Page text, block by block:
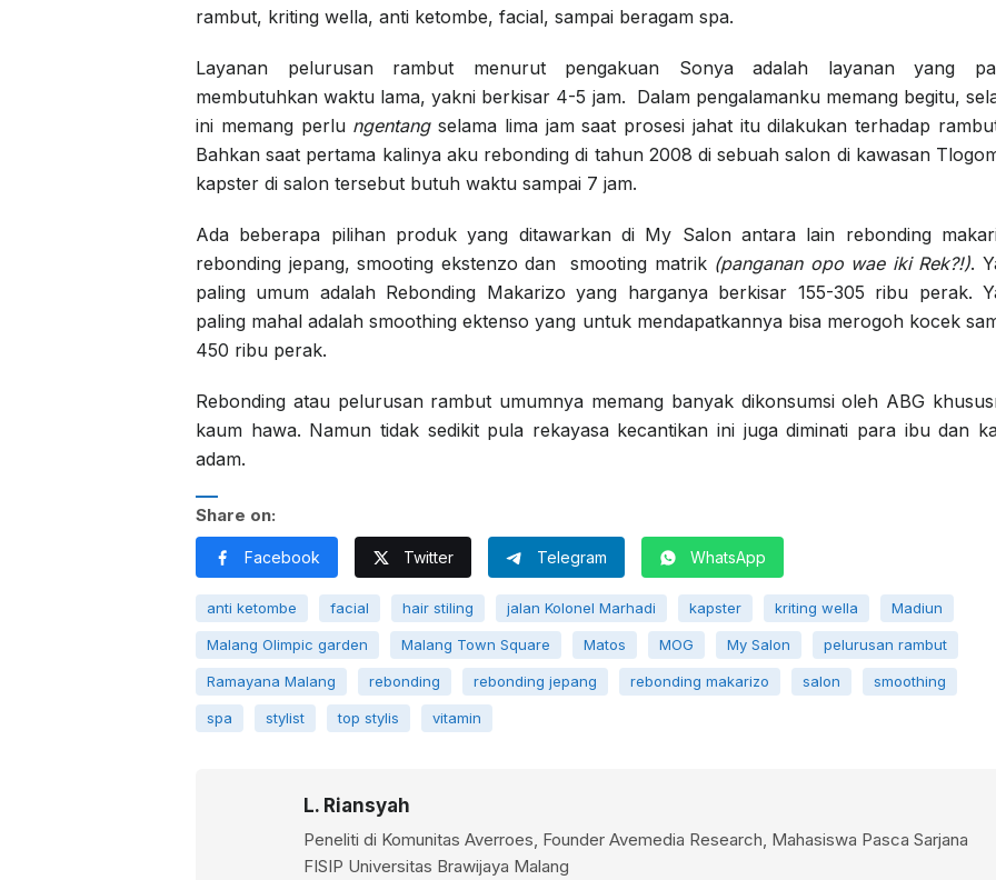
rambut, kriting wella, anti ketombe, facial, sampai beragam spa.
Layanan pelurusan rambut menurut pengakuan Sonya adalah layanan yang
membutuhkan waktu lama, yakni berkisar 4-5 jam. Dalam pengalamanku memang begitu,
ini memang perlu ngentangselama lima jam saat prosesi jahat itu dilakukan terhadap
Bahkan saat pertama kalinya aku rebonding di tahun 2008 di sebuah salon di kawasan
kapster di salon tersebut butuh waktu sampai 7 jam.
Ada beberapa pilihan produk yang ditawarkan di My Salon antara lain rebonding
rebonding jepang, smooting ekstenzo dan smooting matrik (panganan opo wae iki Rek?!).
paling umum adalah Rebonding Makarizo yang harganya berkisar 155-305 ribu perak.
paling mahal adalah smoothing ektenso yang untuk mendapatkannya bisa merogoh kocek
450 ribu perak.
Rebonding atau pelurusan rambut umumnya memang banyak dikonsumsi oleh ABG
kaum hawa. Namun tidak sedikit pula rekayasa kecantikan ini juga diminati para ibu dan
adam.
Share on:
Facebook Twitter Telegram WhatsApp
anti ketombe facial hair stiling jalan Kolonel Marhadi kapster kriting wella Madiun
Malang Olimpic garden Malang Town Square Matos MOG My Salon pelurusan rambut
Ramayana Malang rebonding rebonding jepang rebonding makarizo salon smoothing
spa stylist top stylis vitamin
L. Riansyah
Peneliti di Komunitas Averroes, Founder Avemedia Research, Mahasiswa Pasca Sarjana
FISIP Universitas Brawijaya Malang